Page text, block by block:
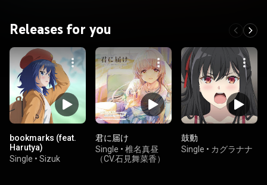
Releases for you
bookmarks (feat.
Harutya)
Single • Sizuk
君に届け
Single • 椎名真昼
（CV.石見舞菜香）
鼓動
Single • カグラナナ